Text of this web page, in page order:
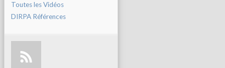
Toutes les Vidéos
DIRPA Références